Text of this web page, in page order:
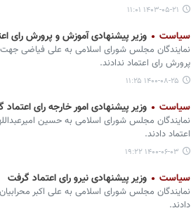
۱۴۰۳-۰۵-۲۱ ۱۱:۰۱
سیاست وزیر پیشنهادی آموزش و پرورش رای
نمایندگان مجلس شورای اسلامی به علی فیاضی
پرورش رای اعتماد ندادند.
۱۴۰۰-۰۸-۲۵ ۱۱:۲۵
سیاست وزیر پیشنهادی امور خارجه رای
نمایندگان مجلس شورای اسلامی به حسین
اعتماد دادند.
۱۴۰۰-۰۶-۰۳ ۱۹:۲۲
سیاست وزیر پیشنهادی نیرو رای اعتماد گرفت
نمایندگان مجلس شورای اسلامی به علی اکبر
دادند.